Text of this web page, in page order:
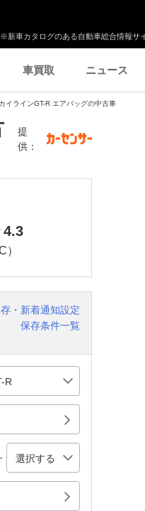
※新車カタログのある自動車総合情報サ
車買取 ニュース
イラインGT-R エアバッグの中古車
提
供：
4.3
）
・新着通知設定
保存条件一覧